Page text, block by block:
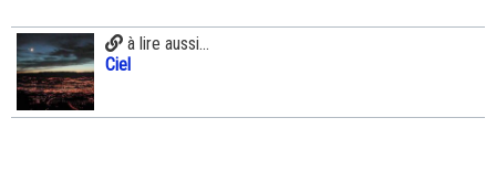
à lire aussi...
Ciel